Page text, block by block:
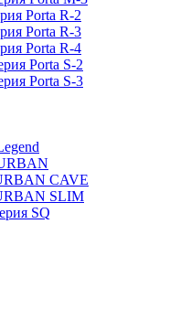
Porta R-2
Porta R-3
Porta R-4
Porta S-2
Porta S-3
CAVE
SLIM
SQ